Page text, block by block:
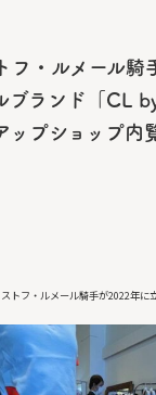
フ・ルメール騎
ブランド「CL
ップショップ内
トフ・ルメール騎手が2022年